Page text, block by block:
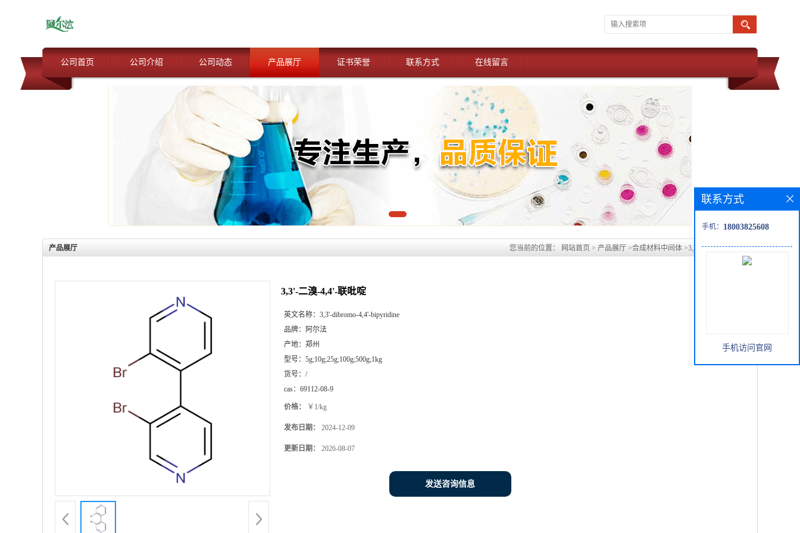
公司首页 公司介绍 公司动态 产品展厅 证书荣誉 联系方式 在线留言
产品展厅 您当前的位置： 网站首页 > 产品展厅 >合成材料中间体 >3,3'-二溴-4,4'-联吡啶
3,3'-二溴-4,4'-联吡啶
英文名称： 3,3'-dibromo-4,4'-bipyridine
品牌：
阿尔法
产地： 郑州
型号： 5g;10g;25g;100g;500g;1kg
货号： /
cas： 69112-08-9
价格： ￥1/kg
发布日期： 2024-12-09
更新日期： 2026-08-07
发送咨询信息
联系方式
手机： 18003825608
手机访问官网